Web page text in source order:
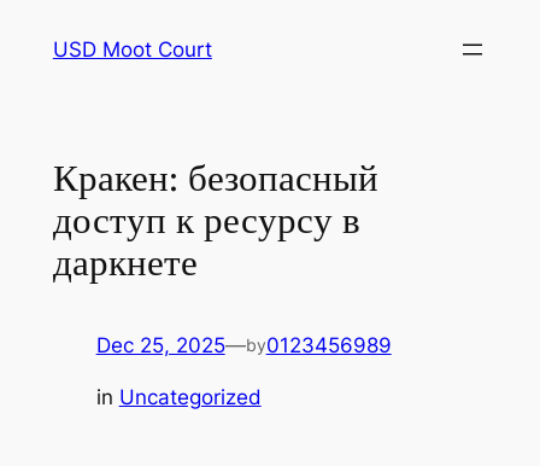
USD Moot Court
Кракен: безопасный
доступ к ресурсу в
даркнете
Dec 25, 2025—by0123456989
in Uncategorized